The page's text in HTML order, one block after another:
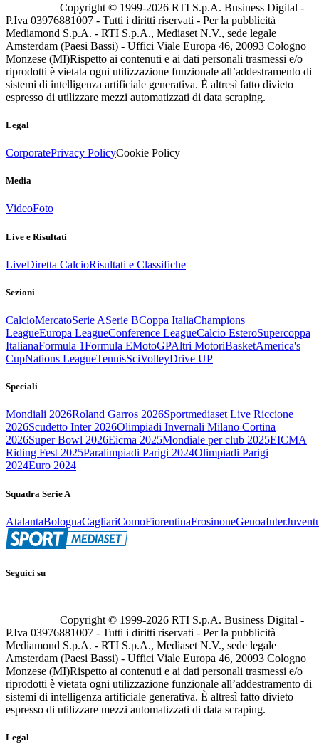
Copyright © 1999-2026 RTI S.p.A. Business Digital -
P.Iva 03976881007 - Tutti i diritti riservati - Per la pubblicità
Mediamond S.p.A. - RTI S.p.A., Mediaset N.V., sede legale
Amsterdam (Paesi Bassi) - Uffici Viale Europa 46, 20093 Cologno
Monzese (MI)Rispetto ai contenuti e ai dati personali trasmessi e/o
riprodotti è vietata ogni utilizzazione funzionale all’addestramento di
sistemi di intelligenza artificiale generativa. È altresì fatto divieto
espresso di utilizzare mezzi automatizzati di data scraping.
Legal
CorporatePrivacy PolicyCookie Policy
Media
VideoFoto
Live e Risultati
LiveDiretta CalcioRisultati e Classifiche
Sezioni
CalcioMercatoSerie ASerie BCoppa ItaliaChampions
LeagueEuropa LeagueConference LeagueCalcio EsteroSupercoppa
ItalianaFormula 1Formula EMotoGPAltri MotoriBasketAmerica's
CupNations LeagueTennisSciVolleyDrive UP
Speciali
Mondiali 2026Roland Garros 2026Sportmediaset Live Riccione
2026Scudetto Inter 2026Olimpiadi Invernali Milano Cortina
2026Super Bowl 2026Eicma 2025Mondiale per club 2025EICMA
Riding Fest 2025Paralimpiadi Parigi 2024Olimpiadi Parigi
2024Euro 2024
Squadra Serie A
AtalantaBolognaCagliariComoFiorentinaFrosinoneGenoaInter
Seguici su
Copyright © 1999-2026 RTI S.p.A. Business Digital -
P.Iva 03976881007 - Tutti i diritti riservati - Per la pubblicità
Mediamond S.p.A. - RTI S.p.A., Mediaset N.V., sede legale
Amsterdam (Paesi Bassi) - Uffici Viale Europa 46, 20093 Cologno
Monzese (MI)Rispetto ai contenuti e ai dati personali trasmessi e/o
riprodotti è vietata ogni utilizzazione funzionale all’addestramento di
sistemi di intelligenza artificiale generativa. È altresì fatto divieto
espresso di utilizzare mezzi automatizzati di data scraping.
Legal